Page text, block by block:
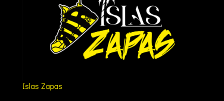
Islas Zapas